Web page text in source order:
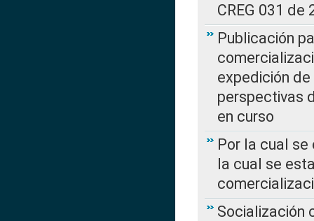
CREG 031 de
Publicación
expedición de
perspectivas
en curso
Por la cual se
la cual se
Socialización